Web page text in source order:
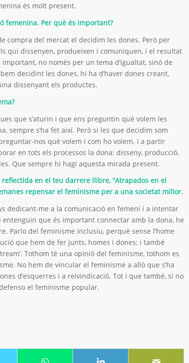
és molt present.
femenina. Per què és important?
compra del mercat el decidim les dones. Però per
qui dissenyen, produeixen i comuniquen, i el resultat
no només per un tema d’igualtat, sinó de
decidint les dones, hi ha d’haver dones creant,
dissenyant els productes.
que s’aturin i que ens preguntin què volem les
sempre s’ha fet així. Però si les que decidim som
nos què volem i com ho volem. I a partir
en tots els processos la dona: disseny, producció,
Que sempre hi hagi aquesta mirada present.
en el teu darrere llibre, “Atrapados en el
repensar el feminisme per a una societat millor.
dedicant-me a la comunicació en femení i a intentar
que és important connectar amb la dona, he
Parlo del feminisme inclusiu, perquè sense l’home
que hem de fer junts, homes i dones; i també
Tothom té una opinió del feminisme, tothom es
No hem de vincular el feminisme a allò que s’ha
d’esquerres i a reivindicació. Tot i que també, si no
el feminisme popular.